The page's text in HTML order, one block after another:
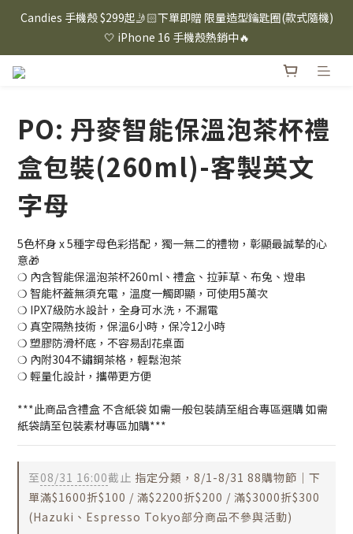
⸜ 8/1-8/31 ⸝  88購物節｜下單滿$1600折$100 / 滿$2200折$200 /
滿$3000折$300 (排除Hazuki及EspressoTokyo)
Candies 手機殼 $299起🤳🏻下單即贈 限量造型鑰匙圈(款式隨機)
🤍 iPhone 16 手機殼熱銷中🔥
⸜ 8/1-8/31 ⸝  88購物節｜下單滿$1600折$100 / 滿$2200折$200 /
PO: 丹麥智能保溫泡茶杯禮
盒包裝(260ml)-客製英文
字母
5色杯身 x 5種字母色彩搭配，獨一無二的禮物，彰顯最誠摯的心
意🎁
❍ 內含智能保溫泡茶杯260ml、禮盒、拉菲草、布兔、燈串
❍ 智能杯蓋無須充電，溫度一觸即顯，可使用5萬次
❍ IPX7級防水設計，全身可水洗，不漏電
❍ 真空隔熱技術，保溫6小時，保冷12小時
❍ 塑膠防滑杯底，不容易刮花桌面
❍ 內附304不鏽鋼茶格，輕鬆泡茶
❍ 輕量化設計，攜帶更方便
***此商品含禮盒 不含紙袋 如需一般包裝請至組合專區選購 如需
紙袋請至包裝素材專區加購***
至08/31 16:00截止 指定分類，8/1-8/31 88購物節｜下
單滿$1600折$100 / 滿$2200折$200 / 滿$3000折$300
(Hazuki、Espresso Tokyo部分商品不參與活動)